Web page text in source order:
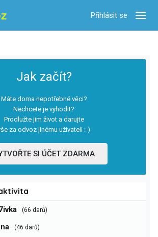
Přihlásit se
Jak začít?
Máte doma nepotřebné věci?
Nechcete je vyhodit?
Prodlužte jim život a darujte
za odvoz jinému uživateli :-)
SI ÚČET ZDARMA
(66 darů)
(46 darů)